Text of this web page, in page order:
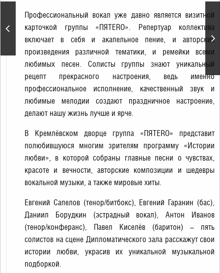
«Щелкунчик». П.
Чайковский. Спектакль
театра «Кремлёвский
балет»
Профессиональный вокал уже давно является визитной
карточкой группы «ПЯТЕRО». Репертуар коллектива
включает в себя и акапельное пение, и авторские
произведения различной тематики, и ремейки всеми
любимых песен. Солисты группы знают уникальный
рецепт прекрасного настроения, ведь именно
профессиональное исполнение, качественный звук и
любимые мелодии создают праздничное настроение,
делают нашу жизнь лучше и ярче.
В Кремлёвском дворце группа «ПЯТЕRО» представит
полюбившуюся многим зрителям программу «Истории
любви», в которой собраны главные песни о чувствах,
красоте и вечности, авторские композиции и шедевры
вокальной музыки, а также мировые хиты.
Евгений Сапелов (тенор/битбокс), Евгений Гаранин (бас),
Даниил Борудкин (эстрадный вокал), Антон Иванов
(тенор/конферанс), Павел Киселёв (баритон) – пять
солистов на сцене Дипломатического зала расскажут свои
истории любви, украсив их уникальной музыкальной
подборкой.